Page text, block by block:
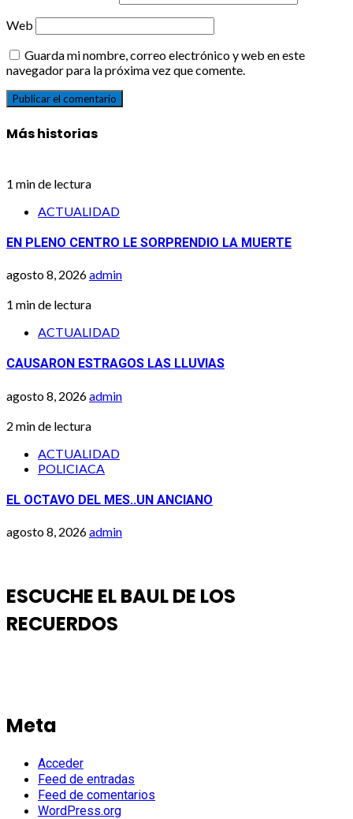
Web
Guarda mi nombre, correo electrónico y web en este
navegador para la próxima vez que comente.
Más historias
1 min de lectura
ACTUALIDAD
EN PLENO CENTRO LE SORPRENDIO LA MUERTE
agosto 8, 2026admin
1 min de lectura
ACTUALIDAD
CAUSARON ESTRAGOS LAS LLUVIAS
agosto 8, 2026admin
2 min de lectura
ACTUALIDAD
POLICIACA
EL OCTAVO DEL MES..UN ANCIANO
agosto 8, 2026admin
ESCUCHE EL BAUL DE LOS
RECUERDOS
Meta
Acceder
Feed de entradas
Feed de comentarios
WordPress.org